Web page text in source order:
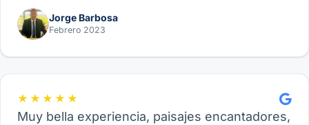
Jorge Barbosa
Febrero 2023
★★★★★
Muy bella experiencia, paisajes encantadores,